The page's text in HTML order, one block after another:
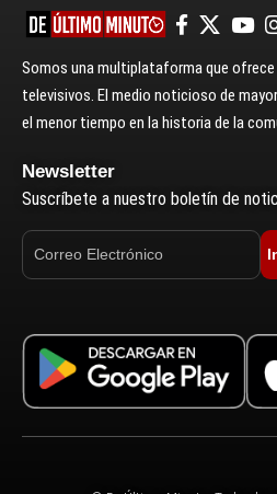
Somos una multiplataforma que
televisivos. El medio noticioso de
el menor tiempo en la historia de la
Newsletter
Suscríbete a nuestro boletín de